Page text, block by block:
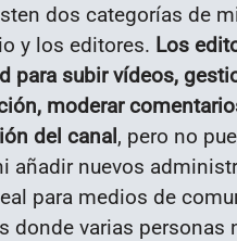
dos categorías de
y los editores. Los
para subir vídeos,
moderar
del canal, pero no
añadir nuevos
para medios de
donde varias personas